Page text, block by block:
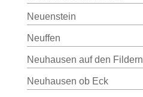
Neuenstein
Neuffen
Neuhausen auf den Fildern
Neuhausen ob Eck